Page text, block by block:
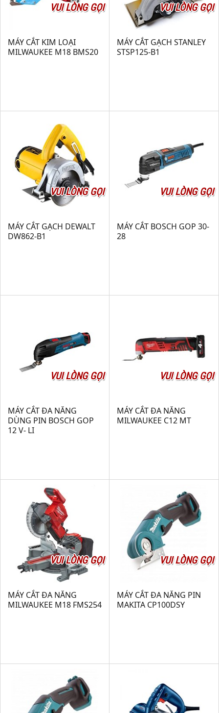
VUI LÒNG GỌI
MÁY CẮT KIM LOẠI
MILWAUKEE M18 BMS20
VUI LÒNG GỌI
MÁY CẮT GẠCH STANLEY
STSP125-B1
VUI LÒNG GỌI
MÁY CẮT GẠCH DEWALT
DW862-B1
VUI LÒNG GỌI
MÁY CẮT BOSCH GOP 30-
28
VUI LÒNG GỌI
MÁY CẮT ĐA NĂNG
DÙNG PIN BOSCH GOP
12 V- LI
VUI LÒNG GỌI
MÁY CẮT ĐA NĂNG
MILWAUKEE C12 MT
VUI LÒNG GỌI
MÁY CẮT ĐA NĂNG
MILWAUKEE M18 FMS254
VUI LÒNG GỌI
MÁY CẮT ĐA NĂNG PIN
MAKITA CP100DSY